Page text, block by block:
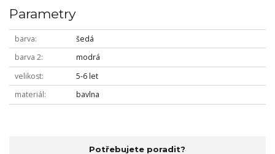
Parametry
barva
šedá
barva 2
modrá
velikost
5-6 let
materiál
bavlna
Potřebujete poradit?